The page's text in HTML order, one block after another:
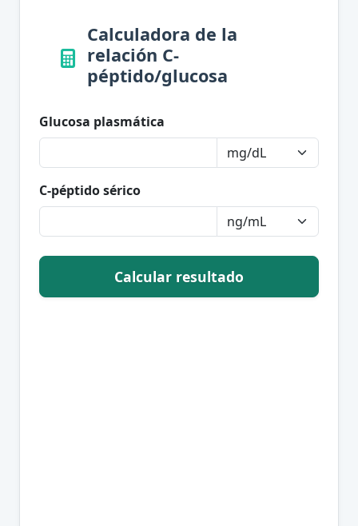
Calculadora de la
relación C-
péptido/glucosa
Glucosa plasmática
C-péptido sérico
Calcular resultado